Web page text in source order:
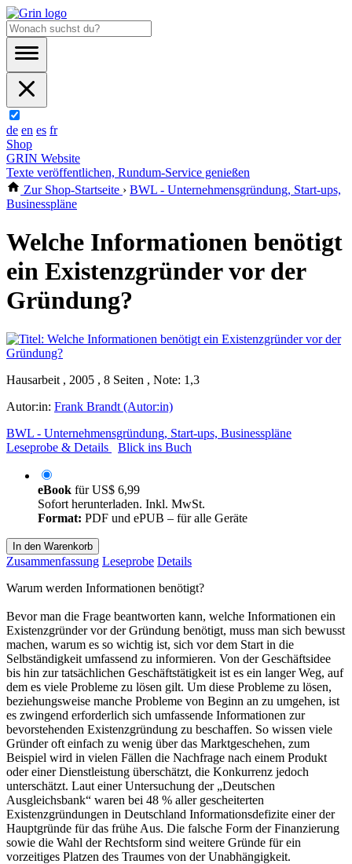
de en es fr
Shop
GRIN Website
Texte veröffentlichen, Rundum-Service genießen
Zur Shop-Startseite › BWL - Unternehmensgründung, Start-ups,
Businesspläne
Welche Informationen benötigt
ein Existenzgründer vor der
Gründung?
Hausarbeit , 2005 , 8 Seiten , Note: 1,3
Autor:in: Frank Brandt (Autor:in)
BWL - Unternehmensgründung, Start-ups, Businesspläne
Leseprobe & Details
Blick ins Buch
eBook fürUS$ 6,99
Sofort herunterladen. Inkl. MwSt.
Format: PDF und ePUB – für alle Geräte
In den Warenkorb
Zusammenfassung Leseprobe Details
Warum werden Informationen benötigt?
Bevor man die Frage beantworten kann, welche Informationen ein
Existenzgründer vor der Gründung benötigt, muss man sich bewusst
machen, warum es so wichtig ist, sich vor dem Start in die
Selbständigkeit umfassend zu informieren. Von der Geschäftsidee
bis hin zur tatsächlichen Geschäftstätigkeit ist es ein langer Weg, auf
dem es viele Probleme zu lösen gilt. Um diese Probleme zu lösen,
beziehungsweise manche Probleme von Beginn an zu umgehen, ist
es zwingend erforderlich sich umfassende Informationen zur
bevorstehenden Existenzgründung zu beschaffen. So wissen viele
Gründer oft einfach zu wenig über das Marktgeschehen, zum
Beispiel wird in vielen Fällen die Nachfrage nach einem Produkt
oder einer Dienstleistung überschätzt, die Konkurrenz jedoch
unterschätzt. Laut einer Untersuchung der „Deutschen
Ausgleichsbank“ waren bei 48 % aller gescheiterten
Existenzgründungen in Deutschland Informationsdefizite einer der
Hauptgründe für das frühe Aus. Die falsche Form der Finanzierung
sowie die Wahl der Rechtsform sind weitere Gründe für ein
vorzeitiges Platzen des Traumes von der Unabhängigkeit.